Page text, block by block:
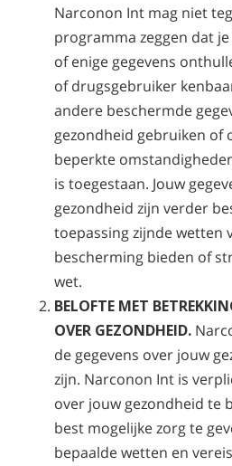
Narconon Int mag niet
programma zeggen dat
of enige gegevens
of drugsgebruiker
andere beschermde
gezondheid gebruiken of
beperkte
is toegestaan. Jouw
gezondheid zijn verder
toepassing zijnde wetten
bescherming bieden of
wet.
BELOFTE MET
OVER GEZONDHEID.
de gegevens over jouw
zijn. Narconon Int is
over jouw gezondheid te
best mogelijke zorg te
bepaalde wetten en